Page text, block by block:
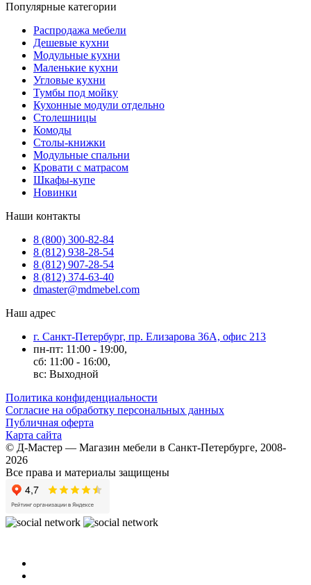
Популярные категории
Распродажа мебели
Дешевые кухни
Модульные кухни
Маленькие кухни
Угловые кухни
Тумбы под мойку
Кухонные модули отдельно
Столешницы
Комоды
Столы-книжки
Модульные спальни
Кровати с матрасом
Шкафы-купе
Новинки
Наши контакты
8 (800) 300-82-84
8 (812) 938-28-54
8 (812) 907-28-54
8 (812) 374-63-40
dmaster@mdmebel.com
Наш адрес
г. Санкт-Петербург, пр. Елизарова 36А, офис 213
пн-пт: 11:00 - 19:00,
сб: 11:00 - 16:00,
вс: Выходной
Политика конфиденциальности
Согласие на обработку персональных данных
Публичная оферта
Карта сайта
© Д-Мастер — Магазин мебели в Санкт-Петербурге, 2008-
2026
Все права и материалы защищены